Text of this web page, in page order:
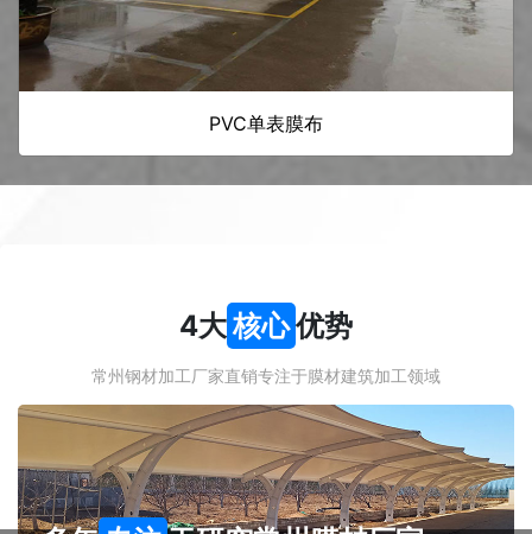
PVC单表膜布
4大核心优势
常州钢材加工厂家直销专注于膜材建筑加工领域